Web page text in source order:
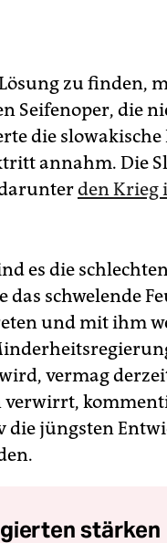
zu finden,
Seifenoper, die
die slowakische
annahm. Die
den Krieg
es die
das schwelende
und mit ihm
vermag
verwirrt,
die jüngsten
stärken